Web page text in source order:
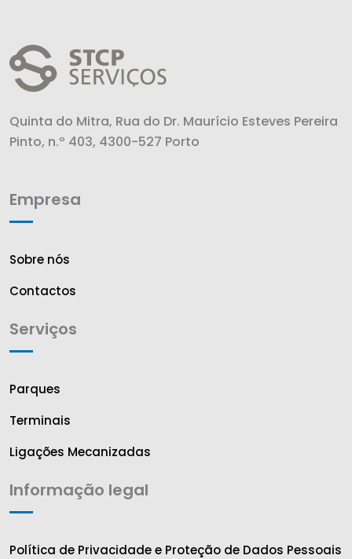
Quinta do Mitra, Rua do Dr. Maurício Esteves Pereira
Pinto, n.º 403, 4300-527 Porto
Empresa
Sobre nós
Contactos
Serviços
Parques
Terminais
Ligações Mecanizadas
Informação legal
Política de Privacidade e Proteção de Dados Pessoais